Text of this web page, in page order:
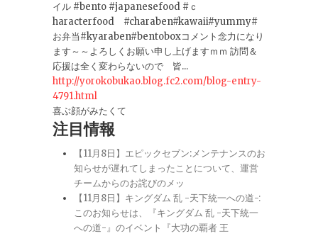
イル #bento #japanesefood #ｃ
haracterfood #charaben#kawaii#yummy#
お弁当#kyaraben#bentoboxコメント念力になり
ます～～よろしくお願い申し上げますｍｍ 訪問＆
応援は全く変わらないので 皆...
http://yorokobukao.blog.fc2.com/blog-entry-
4791.html
喜ぶ顔がみたくて
注目情報
【11月8日】エピックセブン:メンテナンスのお
知らせが遅れてしまったことについて、運営
チームからのお詫びのメッ
【11月8日】キングダム 乱 -天下統一への道-:
このお知らせは、『キングダム 乱 -天下統一
への道-』のイベント『大功の覇者 王